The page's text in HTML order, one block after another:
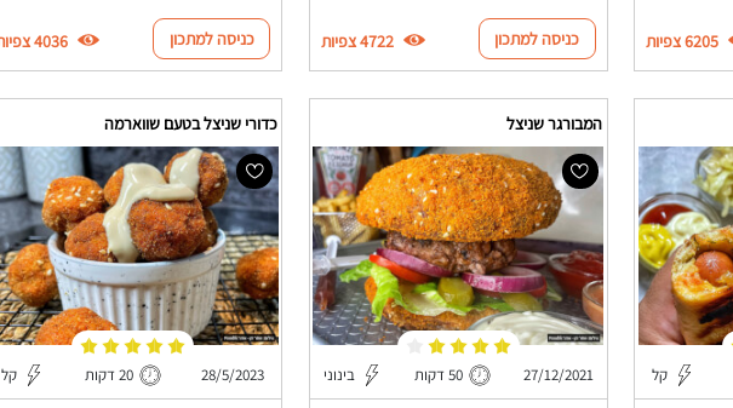
6205 צפיות כניסה למתכון 4722 צפיות כניסה למתכון 4036 צפיות
קל
המבורגר שניצל
27/12/2021 50 דקות בינוני
כדורי שניצל בטעם שווארמה
28/5/2023 20 דקות קל